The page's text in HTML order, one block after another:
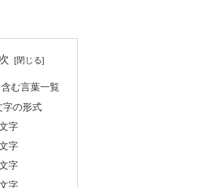
む言葉一覧
字の形式
字
字
字
字